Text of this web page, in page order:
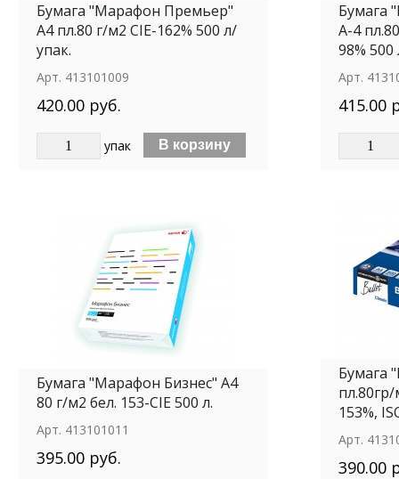
Бумага "Марафон Премьер"
А4 пл.80 г/м2 CIE-162% 500 л/
упак.
Арт. 413101009
420.00 руб.
упак
Бумага
А-4
98% 500
Арт.
415.00
Бумага "Марафон Бизнес" А4
80 г/м2 бел. 153-CIE 500 л.
Арт. 413101011
395.00 руб.
Бумага
153%,
Арт.
390.00